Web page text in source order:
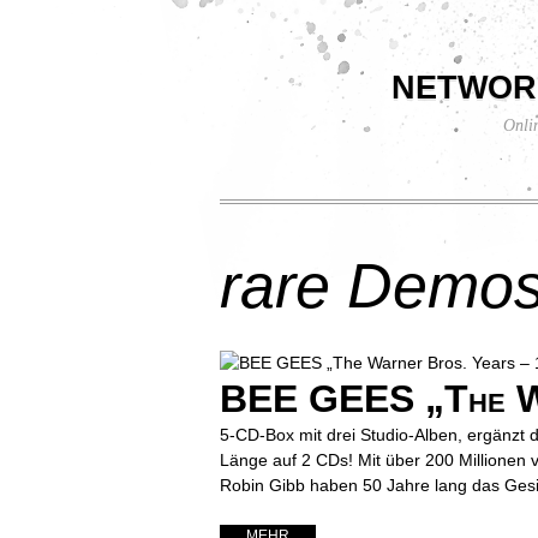
rare
BEE GEES „The
5-CD-Box mit drei Studio-Alben, ergänzt
Länge auf 2 CDs! Mit über 200 Millionen
Robin Gibb haben 50 Jahre lang das